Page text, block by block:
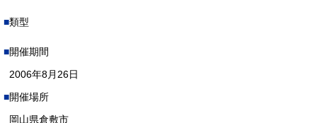
類型
開催期間
2006年8月26日
開催場所
岡山県倉敷市